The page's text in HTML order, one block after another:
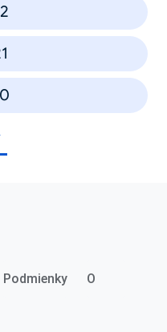
Podmienky O